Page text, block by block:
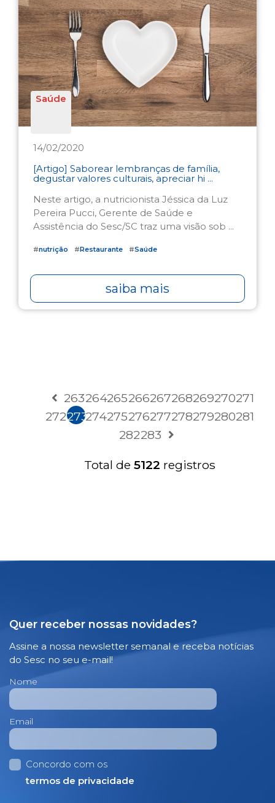
Saúde
14/02/2020
[Artigo] Saborear lembranças de família,
degustar valores culturais, apreciar hi ...
Neste artigo, a nutricionista Jéssica da Luz
Pereira Pucci, Gerente de Saúde e
Assistência do Sesc/SC traz uma visão sob ...
#nutrição #Restaurante #Saúde
saiba mais
263264265266267268269270271
272273274275276277278279280281
282283
Total de 5122 registros
Quer receber nossas novidades?
Assine a nossa newsletter semanal e receba notícias
do Sesc no seu e-mail!
Nome
Email
Concordo com os
termos de privacidade